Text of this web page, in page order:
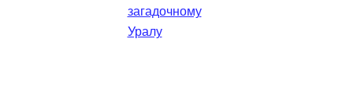
загадочному
Уралу